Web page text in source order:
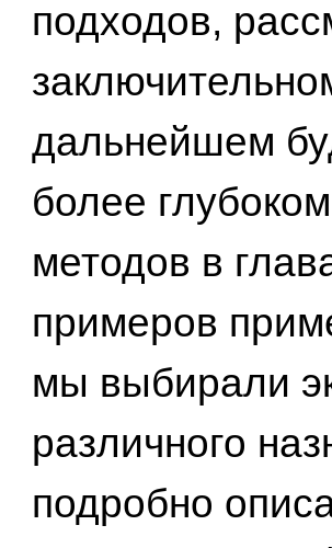
подходов,
дальнейшем
более
методов в
примеров
мы выбирали
различного
подробно